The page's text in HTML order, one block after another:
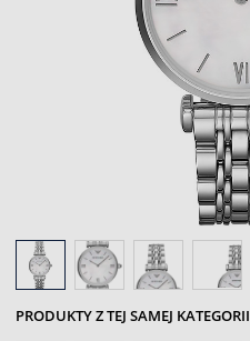
PRODUKTY Z TEJ SAMEJ KATEGORII